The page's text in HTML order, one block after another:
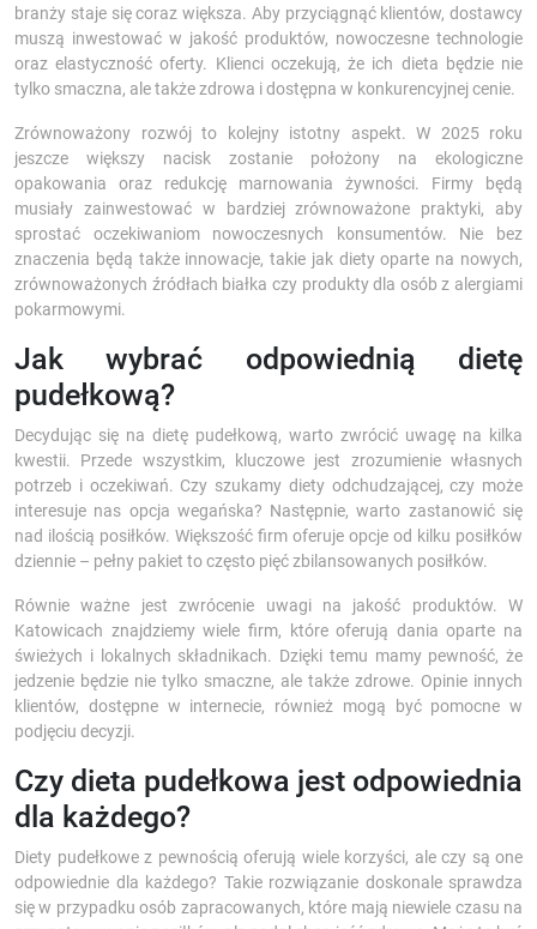
branży staje się coraz większa. Aby przyciągnąć klientów, dostawcy
muszą inwestować w jakość produktów, nowoczesne technologie
oraz elastyczność oferty. Klienci oczekują, że ich dieta będzie nie
tylko smaczna, ale także zdrowa i dostępna w konkurencyjnej cenie.
Zrównoważony rozwój to kolejny istotny aspekt. W 2025 roku
jeszcze większy nacisk zostanie położony na ekologiczne
opakowania oraz redukcję marnowania żywności. Firmy będą
musiały zainwestować w bardziej zrównoważone praktyki, aby
sprostać oczekiwaniom nowoczesnych konsumentów. Nie bez
znaczenia będą także innowacje, takie jak diety oparte na nowych,
zrównoważonych źródłach białka czy produkty dla osób z alergiami
pokarmowymi.
Jak wybrać odpowiednią dietę
pudełkową?
Decydując się na dietę pudełkową, warto zwrócić uwagę na kilka
kwestii. Przede wszystkim, kluczowe jest zrozumienie własnych
potrzeb i oczekiwań. Czy szukamy diety odchudzającej, czy może
interesuje nas opcja wegańska? Następnie, warto zastanowić się
nad ilością posiłków. Większość firm oferuje opcje od kilku posiłków
dziennie – pełny pakiet to często pięć zbilansowanych posiłków.
Równie ważne jest zwrócenie uwagi na jakość produktów. W
Katowicach znajdziemy wiele firm, które oferują dania oparte na
świeżych i lokalnych składnikach. Dzięki temu mamy pewność, że
jedzenie będzie nie tylko smaczne, ale także zdrowe. Opinie innych
klientów, dostępne w internecie, również mogą być pomocne w
podjęciu decyzji.
Czy dieta pudełkowa jest odpowiednia
dla każdego?
Diety pudełkowe z pewnością oferują wiele korzyści, ale czy są one
odpowiednie dla każdego? Takie rozwiązanie doskonale sprawdza
się w przypadku osób zapracowanych, które mają niewiele czasu na